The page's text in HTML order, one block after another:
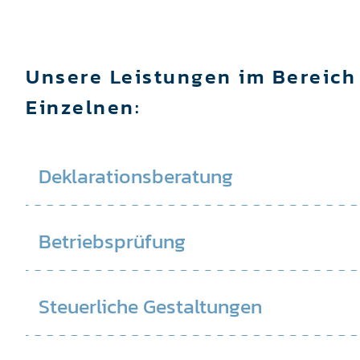
Unsere Leistungen im
Einzelnen:
Deklarationsberatung
Betriebsprüfung
Steuerliche Gestaltungen